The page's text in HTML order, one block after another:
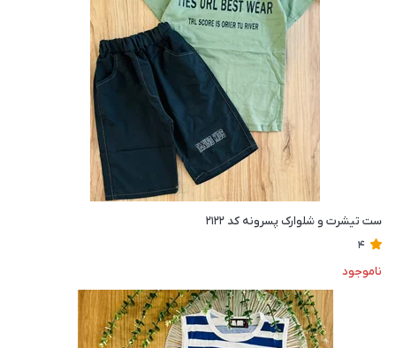
ست تیشرت و شلوارک پسرونه کد ۲۱۲۲
4
ناموجود